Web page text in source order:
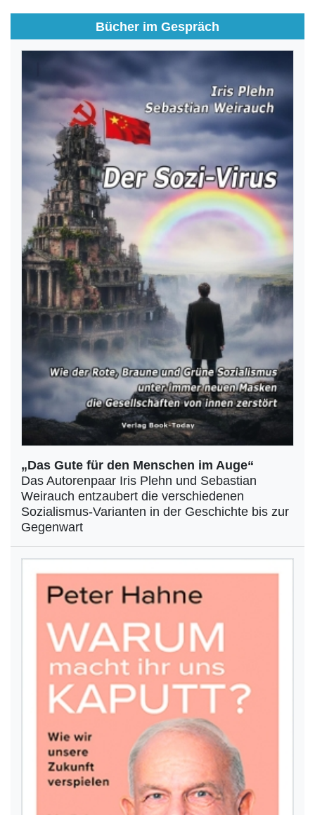
Bücher im Gespräch
„Das Gute für den Menschen im Auge“
Das Autorenpaar Iris Plehn und Sebastian
Weirauch entzaubert die verschiedenen
Sozialismus-Varianten in der Geschichte bis zur
Gegenwart